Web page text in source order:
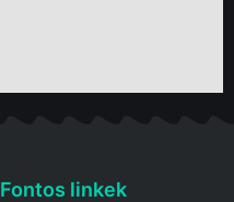
Fontos linkek